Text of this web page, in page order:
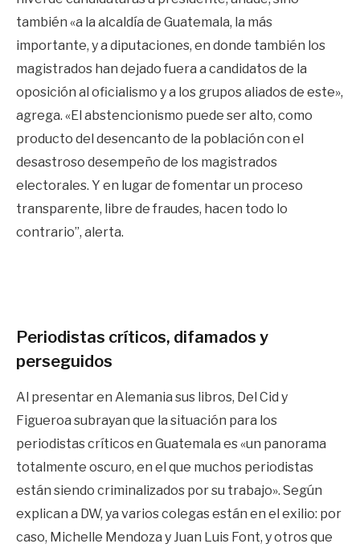
también «a la alcaldía de Guatemala, la más
importante, y a diputaciones, en donde también los
magistrados han dejado fuera a candidatos de la
oposición al oficialismo y a los grupos aliados de este»,
agrega. «El abstencionismo puede ser alto, como
producto del desencanto de la población con el
desastroso desempeño de los magistrados
electorales. Y en lugar de fomentar un proceso
transparente, libre de fraudes, hacen todo lo
contrario”, alerta.
Periodistas críticos, difamados y
perseguidos
Al presentar en Alemania sus libros, Del Cid y
Figueroa subrayan que la situación para los
periodistas críticos en Guatemala es «un panorama
totalmente oscuro, en el que muchos periodistas
están siendo criminalizados por su trabajo». Según
explican a DW, ya varios colegas están en el exilio: por
caso, Michelle Mendoza y Juan Luis Font, y otros que